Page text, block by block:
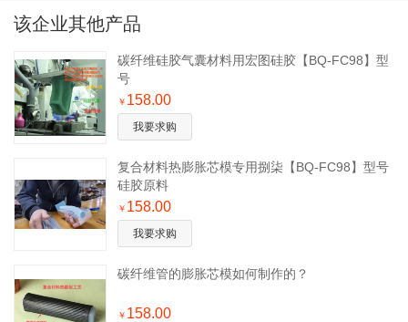
该企业其他产品
碳纤维硅胶气囊材料用宏图硅胶【BQ-FC98】型
号
￥ 158.00
我要求购
复合材料热膨胀芯模专用捌柒【BQ-FC98】型号
硅胶原料
￥ 158.00
我要求购
碳纤维管的膨胀芯模如何制作的？
￥ 158.00